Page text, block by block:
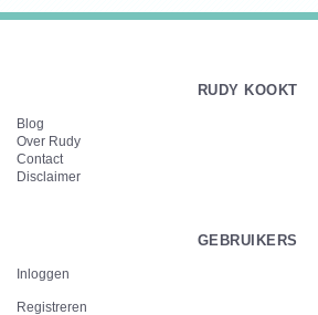
RUDY KOOKT
Blog
Over Rudy
Contact
Disclaimer
GEBRUIKERS
Inloggen
Registreren